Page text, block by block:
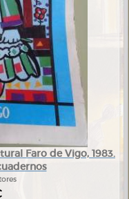
Faro de Vigo, 1983.